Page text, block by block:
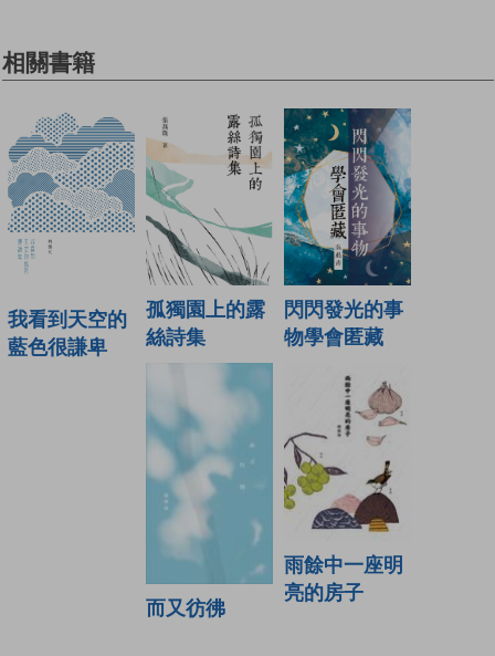
相關書籍
我看到天空的
藍色很謙卑
孤獨園上的露
絲詩集
閃閃發光的事
物學會匿藏
而又彷彿
雨餘中一座明
亮的房子